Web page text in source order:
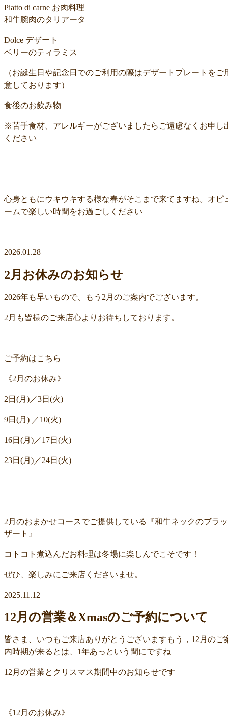
Piatto di carne お肉料理
和牛腕肉のタリアータ
Dolce デザート
ベリーのティラミス
（お誕生日や記念日でのご利用の際はデザートプレートをご
意しております）
食後のお飲み物
※苦手食材、アレルギーがございましたらご遠慮なくお申し
ください
心身ともにウキウキする様な春がそこまで来てますね。オピ
ームで楽しい時間をお過ごしください
2026.01.28
2月お休みのお知らせ
2026年も早いもので、もう2月のご案内でございます。
2月も皆様のご来店心よりお待ちしております。
ご予約はこちら
《2月のお休み》
2日(月)／3日(火)
9日(月) ／10(火)
16日(月)／17日(火)
23日(月)／24日(火)
2月のおまかせコースでご提供している『和牛ネックのブラッ
ザート』
コトコト煮込んだお料理は冬場に楽しんでこそです！
ぜひ、楽しみにご来店くださいませ。
2025.11.12
12月の営業＆Xmasのご予約について
皆さま、いつもご来店ありがとうございますもう，12月のご
内時期が来るとは、1年あっという間にですね
12月の営業とクリスマス期間中のお知らせです
《12月のお休み》